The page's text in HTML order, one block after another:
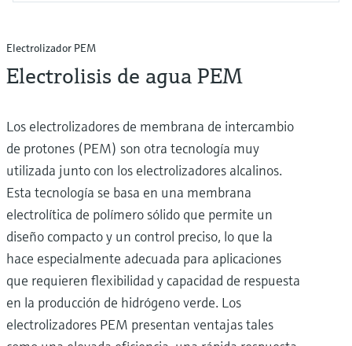
Electrolizador PEM
Electrolisis de agua PEM
Los electrolizadores de membrana de intercambio
de protones (PEM) son otra tecnología muy
utilizada junto con los electrolizadores alcalinos.
Esta tecnología se basa en una membrana
electrolítica de polímero sólido que permite un
diseño compacto y un control preciso, lo que la
hace especialmente adecuada para aplicaciones
que requieren flexibilidad y capacidad de respuesta
en la producción de hidrógeno verde. Los
electrolizadores PEM presentan ventajas tales